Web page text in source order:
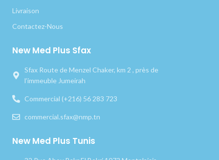
Livraison
Contactez-Nous
New Med Plus Sfax
Sfax Route de Menzel Chaker, km 2 , près de
l’immeuble Jumeirah
Commercial (+216) 56 283 723
commercial.sfax@nmp.tn
New Med Plus Tunis